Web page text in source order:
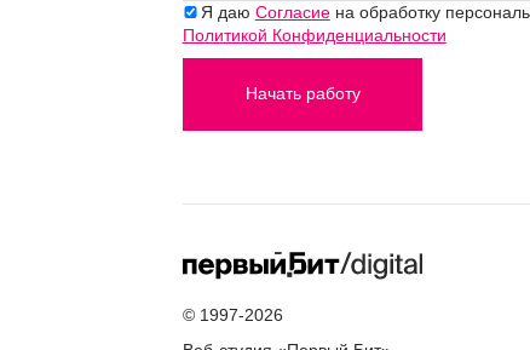
Я даю Согласиена обработку
Политикой Конфиденциальности
Начать работу
© 1997-2026